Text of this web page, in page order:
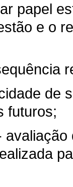
papel
e o
de
futuros;